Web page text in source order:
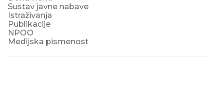
Sustav javne nabave
Istraživanja
Publikacije
NPOO
Medijska pismenost